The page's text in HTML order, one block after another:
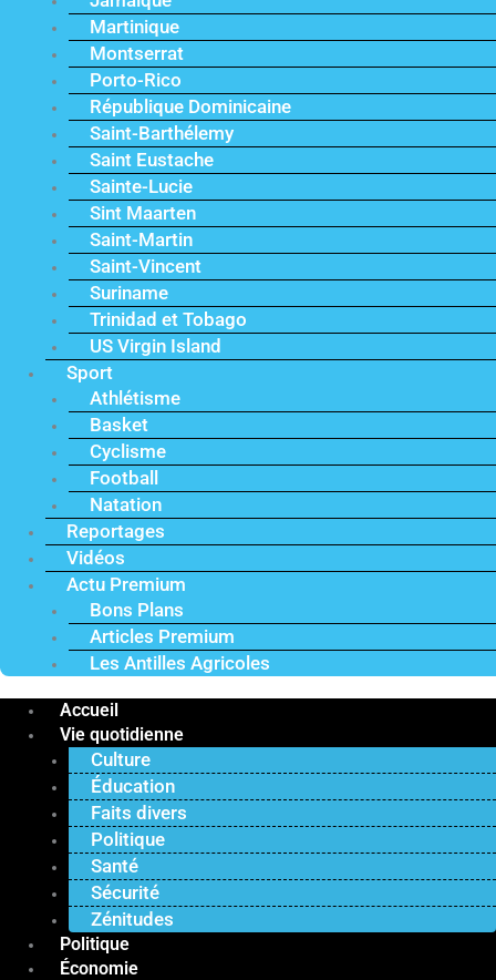
Martinique
Montserrat
Porto-Rico
République Dominicaine
Saint-Barthélemy
Saint Eustache
Sainte-Lucie
Sint Maarten
Saint-Martin
Saint-Vincent
Suriname
Trinidad et Tobago
US Virgin Island
Sport
Athlétisme
Basket
Cyclisme
Football
Natation
Reportages
Vidéos
Actu Premium
Bons Plans
Articles Premium
Les Antilles Agricoles
Accueil
Vie quotidienne
Culture
Éducation
Faits divers
Politique
Santé
Sécurité
Zénitudes
Politique
Économie